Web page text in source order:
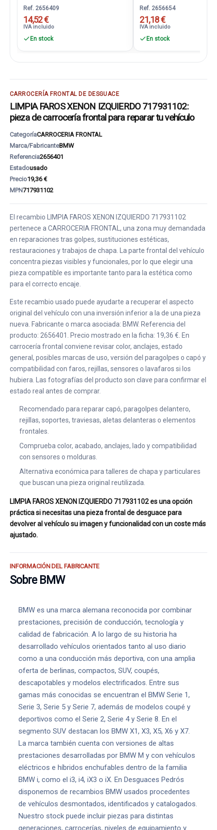
Ref. 2656409
14,52 €
IVA incluido
En stock
Ref. 2656654
21,18 €
IVA incluido
En stock
CARROCERÍA FRONTAL DE DESGUACE
LIMPIA FAROS XENON IZQUIERDO 717931102:
pieza de carrocería frontal para reparar tu vehículo
CategoríaCARROCERIA FRONTAL
Marca/FabricanteBMW
Referencia2656401
Estadousado
Precio19,36 €
MPN717931102
El recambio LIMPIA FAROS XENON IZQUIERDO 717931102
pertenece a CARROCERIA FRONTAL, una zona muy demandada
en reparaciones tras golpes, sustituciones estéticas,
restauraciones y trabajos de chapa. La parte frontal del vehículo
concentra piezas visibles y funcionales, por lo que elegir una
pieza compatible es importante tanto para la estética como
para el correcto encaje.
Este recambio usado puede ayudarte a recuperar el aspecto
original del vehículo con una inversión inferior a la de una pieza
nueva. Fabricante o marca asociada: BMW. Referencia del
producto: 2656401. Precio mostrado en la ficha: 19,36 €. En
carrocería frontal conviene revisar color, anclajes, estado
general, posibles marcas de uso, versión del paragolpes o capó y
compatibilidad con faros, rejillas, sensores o lavafaros si los
hubiera. Las fotografías del producto son clave para confirmar el
estado real antes de comprar.
Recomendado para reparar capó, paragolpes delantero,
rejillas, soportes, traviesas, aletas delanteras o elementos
frontales.
Comprueba color, acabado, anclajes, lado y compatibilidad
con sensores o molduras.
Alternativa económica para talleres de chapa y particulares
que buscan una pieza original reutilizada.
LIMPIA FAROS XENON IZQUIERDO 717931102 es una opción
práctica si necesitas una pieza frontal de desguace para
devolver al vehículo su imagen y funcionalidad con un coste más
ajustado.
INFORMACIÓN DEL FABRICANTE
Sobre BMW
BMW es una marca alemana reconocida por combinar
prestaciones, precisión de conducción, tecnología y
calidad de fabricación. A lo largo de su historia ha
desarrollado vehículos orientados tanto al uso diario
como a una conducción más deportiva, con una amplia
oferta de berlinas, compactos, SUV, coupés,
descapotables y modelos electrificados. Entre sus
gamas más conocidas se encuentran el BMW Serie 1,
Serie 3, Serie 5 y Serie 7, además de modelos coupé y
deportivos como el Serie 2, Serie 4 y Serie 8. En el
segmento SUV destacan los BMW X1, X3, X5, X6 y X7.
La marca también cuenta con versiones de altas
prestaciones desarrolladas por BMW M y con vehículos
eléctricos e híbridos enchufables dentro de la familia
BMW i, como el i3, i4, iX3 o iX. En Desguaces Pedrós
disponemos de recambios BMW usados procedentes
de vehículos desmontados, identificados y catalogados.
Nuestro stock puede incluir piezas para distintas
generaciones, carrocerías, niveles de equipamiento y